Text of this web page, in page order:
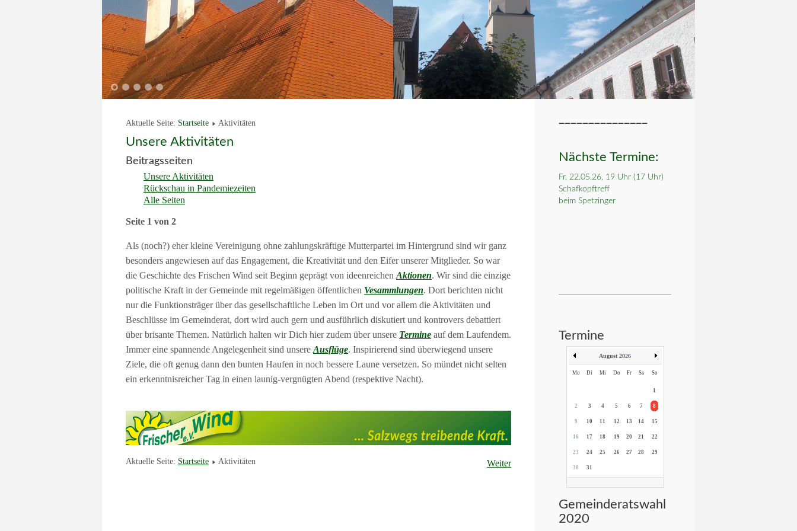
1 2 3 4 5
Aktuelle Seite: Startseite Aktivitäten
Unsere Aktivitäten
Beitragsseiten
Unsere Aktivitäten
Rückschau in Pandemiezeiten
Alle Seiten
Seite 1 von 2
Als (noch?) eher kleine Vereinigung ohne zahlungskräftige Mutterpartei im Hintergrund sind wir ganz
besonders angewiesen auf das Engagement, die Kreativität und den Eifer unserer Mitglieder. So war
die Geschichte des Frischen Wind seit Beginn geprägt von ideenreichen Aktionen. Wir sind die einzige
politische Kraft in der Gemeinde mit regelmäßigen öffentlichen Vesammlungen. Dort berichten nicht
nur die Funktionsträger über das gesellschaftliche Leben im Ort und vor allem die Aktivitäten und
Beschlüsse im Gemeinderat, dort wird auch gern und ausführlich diskutiert und kontrovers debattiert
über brisante Themen. Natürlich halten wir Dich hier zudem über unsere Termine auf dem Laufendem.
Immer eine spannende Angelegenheit sind unsere Ausflüge. Inspirierend sind überwiegend unsere
Ziele, die oft genug dann den bunten Haufen in noch bessere Laune versetzen. So mündet nicht selten
ein erkenntnisreicher Tag in einen launig-vergnügten Abend (respektive Nacht).
Weiter
Aktuelle Seite: Startseite Aktivitäten
Nächste Termine:
Fr, 22.05.26, 19 Uhr (17 Uhr)
Schafkopftreff
beim Spetzinger
Termine
August 2026
Mo Di Mi Do Fr Sa So
1
2 3 4 5 6 7 8
9 10 11 12 13 14 15
16 17 18 19 20 21 22
23 24 25 26 27 28 29
30 31
Gemeinderatswahl
2020